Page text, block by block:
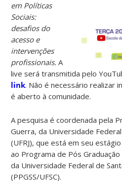
em Políticas
Sociais:
desafios do
acesso e
intervenções
profissionais.A
live será transmitida pelo
link. Não é necessário realizar
é aberto à comunidade.
A pesquisa é coordenada pela
Guerra, da Universidade
(UFRJ), que está em seu
ao Programa de Pós Graduação
da Universidade Federal de
(PPGSS/UFSC).